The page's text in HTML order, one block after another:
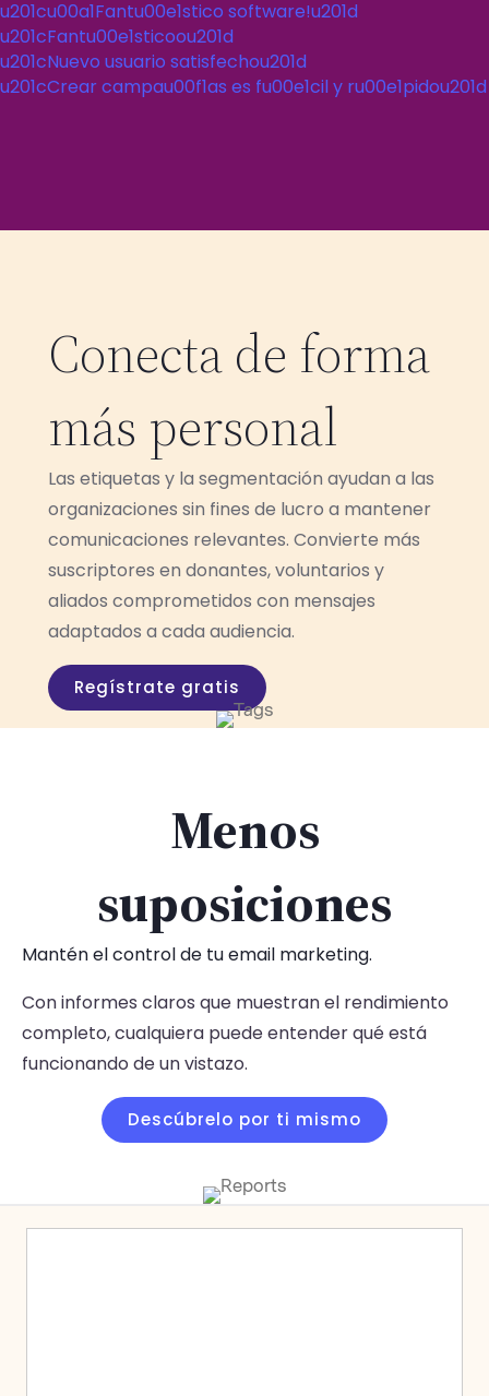
u201cu00a1Fantu00e1stico software!u201d
u201cFantu00e1sticoou201d
u201cNuevo usuario satisfechou201d
u201cCrear campau00f1as es fu00e1cil y ru00e1pidou201d
Conecta de forma
más personal
Las etiquetas y la segmentación ayudan a las
organizaciones sin fines de lucro a mantener
comunicaciones relevantes. Convierte más
suscriptores en donantes, voluntarios y
aliados comprometidos con mensajes
adaptados a cada audiencia.
Regístrate gratis
Menos
suposiciones
Mantén el control de tu email marketing.
Con informes claros que muestran el rendimiento
completo, cualquiera puede entender qué está
funcionando de un vistazo.
Descúbrelo por ti mismo